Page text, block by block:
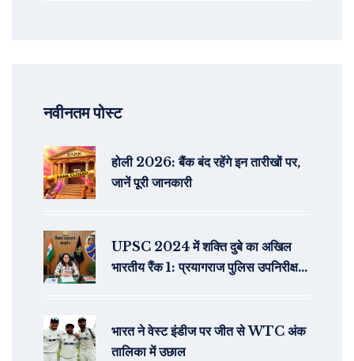
नवीनतम पोस्ट
होली 2026: बैंक बंद रहेंगे इन तारीखों पर,
जानें पूरी जानकारी
UPSC 2024 में शक्ति दुबे का अखिल
भारतीय रैंक 1: प्रयागराज पुलिस उपनिरीक्षक
भारत ने वेस्ट इंडीज पर जीत से WTC अंक
तालिका में उछाल